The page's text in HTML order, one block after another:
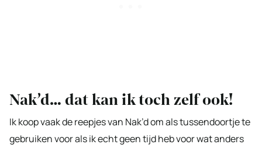
Nak’d… dat kan ik toch zelf ook!
Ik koop vaak de reepjes van Nak’d om als tussendoortje te
gebruiken voor als ik echt geen tijd heb voor wat anders